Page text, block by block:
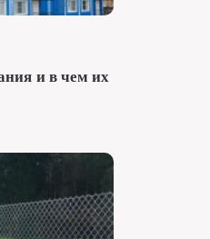
и в чем их